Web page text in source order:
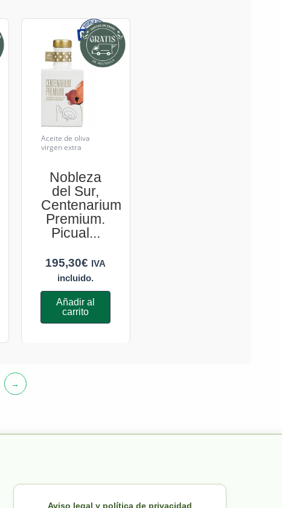
Aceite de oliva
virgen extra
Nobleza
del Sur,
Centenarium
Premium.
Picual...
195,30€ IVA
incluido.
Añadir al
carrito
→
Aviso legal y política de privacidad